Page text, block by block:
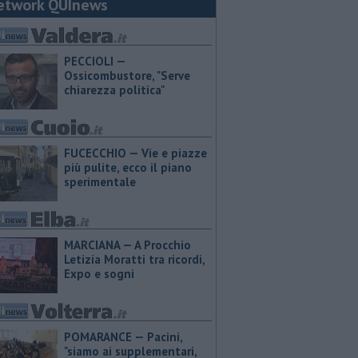
QUInews
PECCIOLI —
Ossicombustore, "Serve
chiarezza politica"
FUCECCHIO — Vie e piazze
più pulite, ecco il piano
sperimentale
MARCIANA — A Procchio
Letizia Moratti tra ricordi,
Expo e sogni
POMARANCE — Pacini,
"siamo ai supplementari,